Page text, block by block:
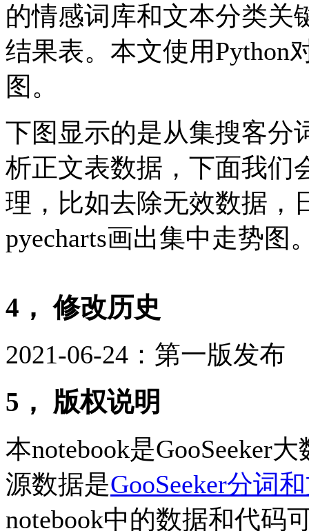
的情感词库和文本分类关
结果表。本文使用Python
图。
下图显示的是从集搜客分
析正文表数据，下面我们
理，比如去除无效数据，
pyecharts画出集中走势图
4， 修改历史
2021-06-24：第一版发布
5， 版权说明
本notebook是GooSeeker
源数据是GooSeeker分词
notebook中的数据和代码